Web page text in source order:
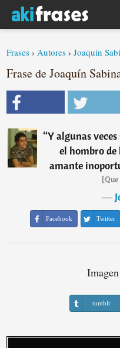
Frases ›Autores ›Joaquín
Frase de Joaquín
“Y algunas
el hombro de
amante
―
Facebook Twitter
tumblr